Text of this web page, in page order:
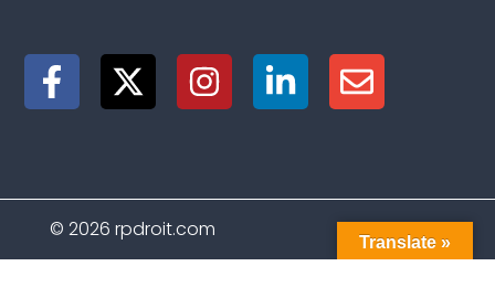
© 2026 rpdroit.com
Translate »